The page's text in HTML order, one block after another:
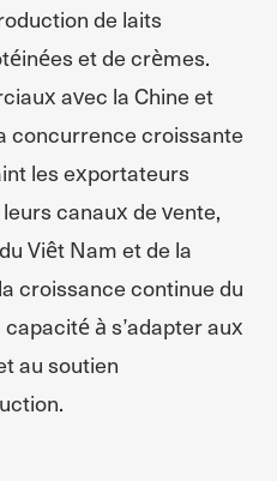
de laits
et de crèmes.
avec la Chine et
concurrence croissante
les exportateurs
canaux de vente,
Viêt Nam et de la
croissance continue du
à s’adapter aux
au soutien